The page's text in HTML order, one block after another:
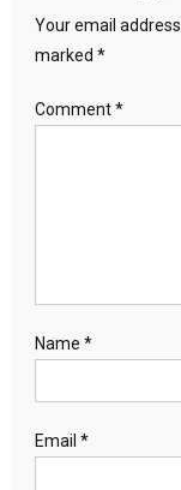
Your email
marked *
Comment*
Name *
Email *